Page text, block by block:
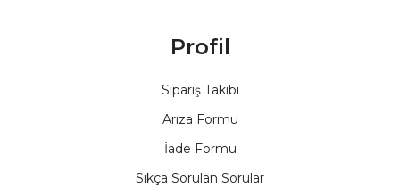
Profil
Sipariş Takibi
Arıza Formu
İade Formu
Sıkça Sorulan Sorular